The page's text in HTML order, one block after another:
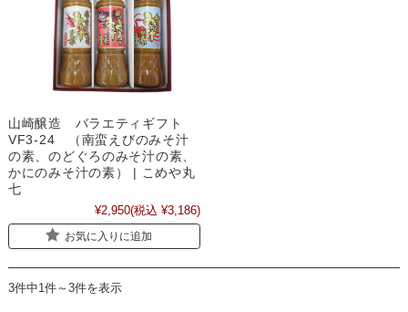
山崎醸造 バラエティギフト
VF3-24 （南蛮えびのみそ汁
の素、のどぐろのみそ汁の素、
かにのみそ汁の素） | こめや丸
七
¥2,950(税込 ¥3,186)
お気に入りに追加
3件中1件～3件を表示